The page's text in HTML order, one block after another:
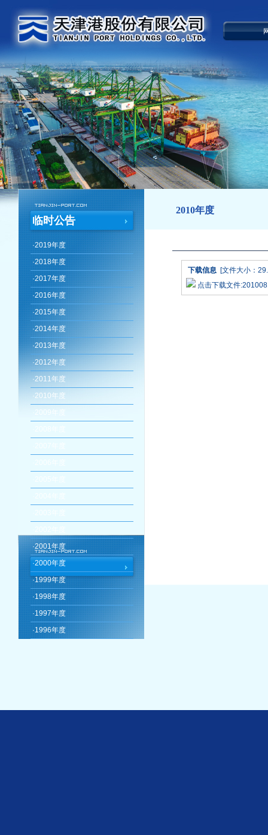
临时公告
·2019年度
·2018年度
·2017年度
·2016年度
·2015年度
·2014年度
·2013年度
·2012年度
·2011年度
·2010年度
2009年度
·2001年度
·2000年度
·1999年度
·1998年度
·1997年度
·1996年度
2010年度
下载信息[文件大小：
点击下载文件